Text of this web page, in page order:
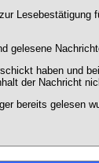
gelesene
haben und
der Nachricht
bereits gelesen